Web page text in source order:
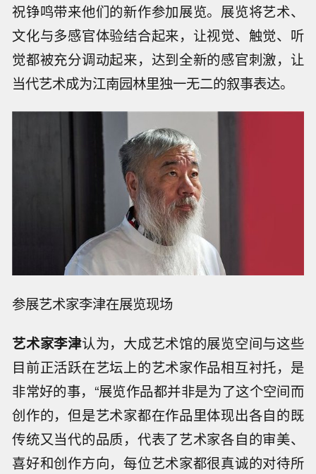
祝铮鸣带来他们的新作参加展览。展览将艺术、
文化与多感官体验结合起来，让视觉、触觉、听
觉都被充分调动起来，达到全新的感官刺激，让
当代艺术成为江南园林里独一无二的叙事表达。
参展艺术家李津在展览现场
艺术家李津认为，大成艺术馆的展览空间与这些
目前正活跃在艺坛上的艺术家作品相互衬托，是
非常好的事，“展览作品都并非是为了这个空间而
创作的，但是艺术家都在作品里体现出各自的既
传统又当代的品质，代表了艺术家各自的审美、
喜好和创作方向，每位艺术家都很真诚的对待所